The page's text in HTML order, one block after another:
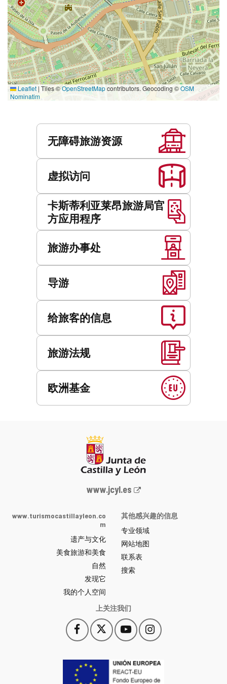
Leaflet | Tiles ©OpenStreetMapcontributors. Geocoding ©OSM
Nominatim
无障碍旅游资源
虚拟访问
卡斯蒂利亚莱昂旅游局官
方应用程序
旅游办事处
导游
给旅客的信息
旅游法规
欧洲基金
Junta
y
León
网
站
门
户
-
www.jcyl.es
www.turismocastillayleon.co
m
遗产与文化
美食旅游和美食
自然
发现它
我的个人空间
其他感兴趣的信息
专业领域
网站地图
联系表
搜索
上关注我们
Facebook
此
链
会
打
此
链
YouTube
此
链
会
打
Instagram
此
链
会